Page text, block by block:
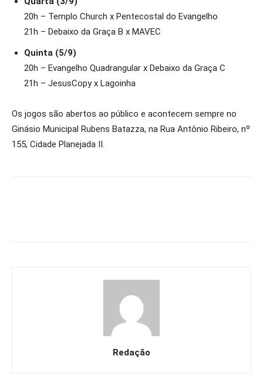
20h – Templo Church x Pentecostal do Evangelho
21h – Debaixo da Graça B x MAVEC
Quinta (5/9)
20h – Evangelho Quadrangular x Debaixo da Graça C
21h – JesusCopy x Lagoinha
Os jogos são abertos ao público e acontecem sempre no
Ginásio Municipal Rubens Batazza, na Rua Antônio Ribeiro, nº
155, Cidade Planejada II.
Redação